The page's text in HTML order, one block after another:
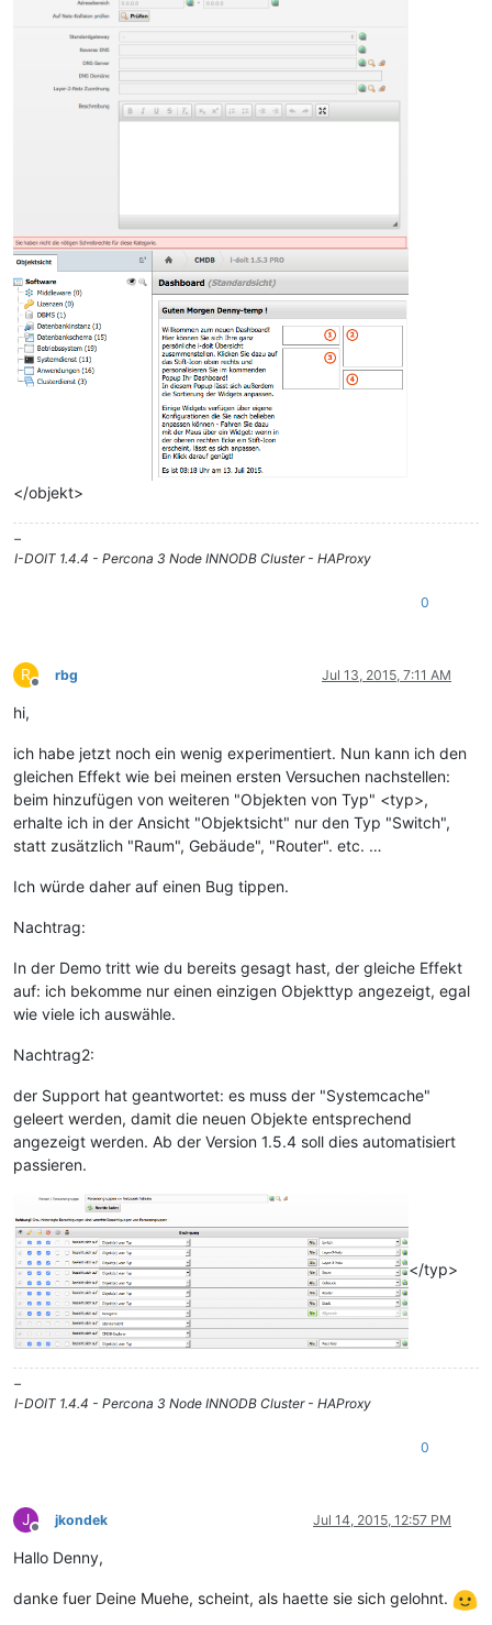
</objekt>
–
I-DOIT 1.4.4 - Percona 3 Node INNODB Cluster - HAProxy
0
R
Offline
rbg Jul 13, 2015, 7:11 AM
hi,
ich habe jetzt noch ein wenig experimentiert. Nun kann ich den
gleichen Effekt wie bei meinen ersten Versuchen nachstellen:
beim hinzufügen von weiteren "Objekten von Typ" <typ>,
erhalte ich in der Ansicht "Objektsicht" nur den Typ "Switch",
statt zusätzlich "Raum", Gebäude", "Router". etc. …
Ich würde daher auf einen Bug tippen.
Nachtrag:
In der Demo tritt wie du bereits gesagt hast, der gleiche Effekt
auf: ich bekomme nur einen einzigen Objekttyp angezeigt, egal
wie viele ich auswähle.
Nachtrag2:
der Support hat geantwortet: es muss der "Systemcache"
geleert werden, damit die neuen Objekte entsprechend
angezeigt werden. Ab der Version 1.5.4 soll dies automatisiert
passieren.
</typ>
–
I-DOIT 1.4.4 - Percona 3 Node INNODB Cluster - HAProxy
0
J
Offline
jkondek Jul 14, 2015, 12:57 PM
Hallo Denny,
danke fuer Deine Muehe, scheint, als haette sie sich gelohnt.